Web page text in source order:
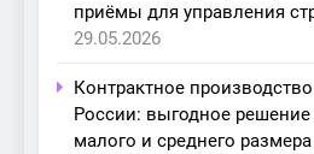
приёмы для управления
29.05.2026
Контрактное
России: выгодное решение
малого и среднего размера